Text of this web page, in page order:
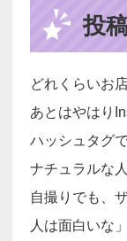
投
どれくらいお
あとはやはり
ハッシュタグ
ナチュラルな
自撮りでも、
人は面白いな